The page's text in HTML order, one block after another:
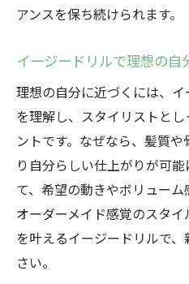
アンスを保ち続けられます。
イージードリルで理想の自
理想の自分に近づくには、
を理解し、スタイリストと
ントです。なぜなら、髪質
り自分らしい仕上がりが可
て、希望の動きやボリューム
オーダーメイド感覚のスタ
を叶えるイージードリルで
さい。